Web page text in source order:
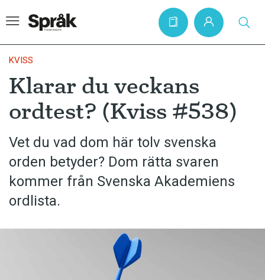
Hem
Artiklar
Krönikor
Språkfrågor
Skrivtips
Bokrecensioner
Kviss
Anmäl till språkpolisen
KVISS
Klarar du veckans
ordtest? (Kviss #538)
Vet du vad dom här tolv svenska
orden betyder? Dom rätta svaren
kommer från Svenska Akademiens
ordlista.